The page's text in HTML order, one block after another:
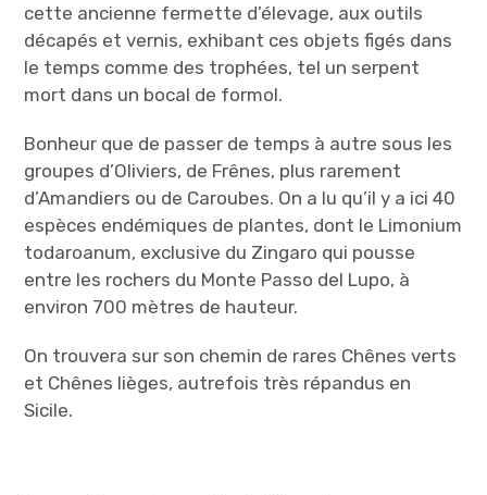
cette ancienne fermette d’élevage, aux outils
décapés et vernis, exhibant ces objets figés dans
le temps comme des trophées, tel un serpent
mort dans un bocal de formol.
Bonheur que de passer de temps à autre sous les
groupes d’Oliviers, de Frênes, plus rarement
d’Amandiers ou de Caroubes. On a lu qu’il y a ici 40
espèces endémiques de plantes, dont le Limonium
todaroanum, exclusive du Zingaro qui pousse
entre les rochers du Monte Passo del Lupo, à
environ 700 mètres de hauteur.
On trouvera sur son chemin de rares Chênes verts
et Chênes lièges, autrefois très répandus en
Sicile.